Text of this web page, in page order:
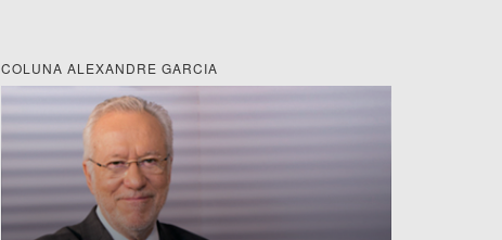
COLUNA ALEXANDRE GARCIA